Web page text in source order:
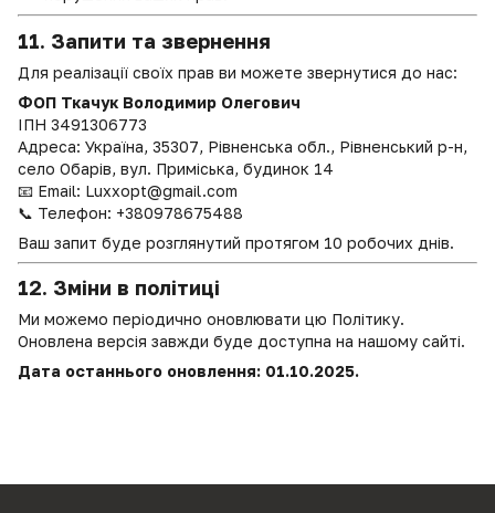
11. Запити та звернення
Для реалізації своїх прав ви можете звернутися до нас:
ФОП Ткачук Володимир Олегович
ІПН 3491306773
Адреса: Україна, 35307, Рівненська обл., Рівненський р-н,
село Обарів, вул. Приміська, будинок 14
📧 Email: Luxxopt@gmail.com
📞 Телефон: +380978675488
Ваш запит буде розглянутий протягом 10 робочих днів.
12. Зміни в політиці
Ми можемо періодично оновлювати цю Політику.
Оновлена версія завжди буде доступна на нашому сайті.
Дата останнього оновлення: 01.10.2025.